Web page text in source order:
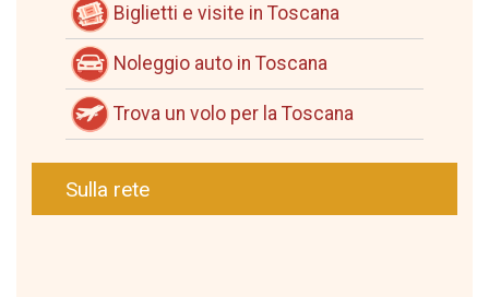
Biglietti e visite in Toscana
Noleggio auto in Toscana
Trova un volo per la Toscana
Sulla rete